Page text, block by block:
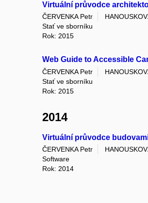
Virtuální průvodce
ČERVENKA Petr
Stať ve sborníku
Rok: 2015
Web Guide to Accessible
ČERVENKA Petr
Stať ve sborníku
Rok: 2015
2014
Virtuální průvodce
ČERVENKA Petr
Software
Rok: 2014